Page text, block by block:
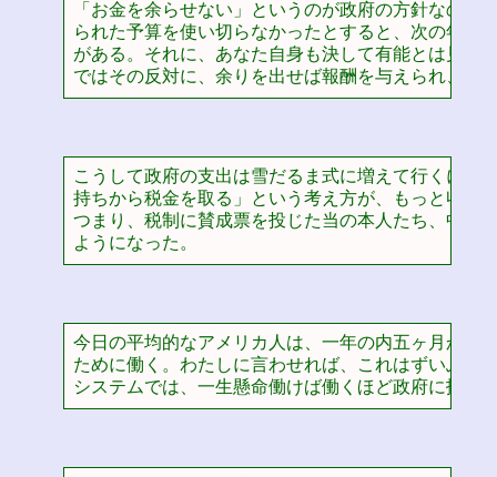
「お金を余らせない」というのが政府の方針なのだ
られた予算を使い切らなかったとすると、次の年度
がある。それに、あなた自身も決して有能とは見て
ではその反対に、余りを出せば報酬を与えられ、有
こうして政府の支出は雪だるま式に増えて行くにつ
持ちから税金を取る」という考え方が、もっと収入
つまり、税制に賛成票を投じた当の本人たち、中流
ようになった。
今日の平均的なアメリカ人は、一年の内五ヶ月から
ために働く。わたしに言わせれば、これはずいぶん
システムでは、一生懸命働けば働くほど政府に払う